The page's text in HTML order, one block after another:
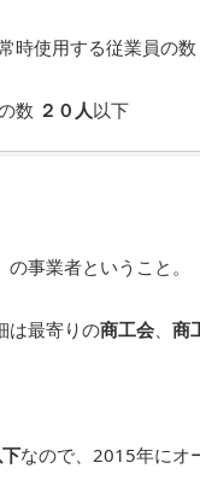
時使用する従業員の数
数 ２０人以下
事業者ということ。
は最寄りの商工会、 商
なので、2015年にオ